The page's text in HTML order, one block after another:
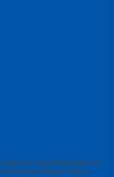
Kuburan, Harga Nisan Kuburan,
Kuburan Harga Patokan